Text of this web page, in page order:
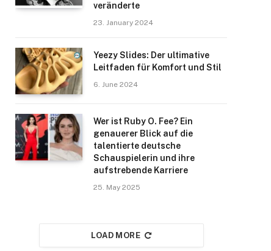
veränderte
23. January 2024
Yeezy Slides: Der ultimative
Leitfaden für Komfort und Stil
6. June 2024
Wer ist Ruby O. Fee? Ein
genauerer Blick auf die
talentierte deutsche
Schauspielerin und ihre
aufstrebende Karriere
25. May 2025
LOAD MORE